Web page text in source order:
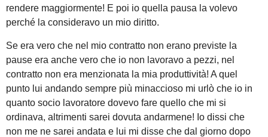
rendere maggiormente! E poi io quella pausa la volevo
perché la consideravo un mio diritto.
Se era vero che nel mio contratto non erano previste la
pause era anche vero che io non lavoravo a pezzi, nel
contratto non era menzionata la mia produttività! A quel
punto lui andando sempre più minaccioso mi urlò che io in
quanto socio lavoratore dovevo fare quello che mi si
ordinava, altrimenti sarei dovuta andarmene! Io dissi che
non me ne sarei andata e lui mi disse che dal giorno dopo